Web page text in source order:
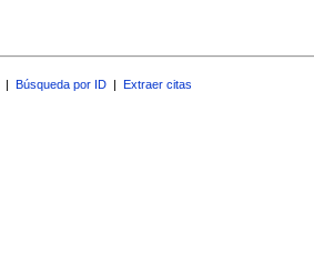
| Búsqueda por ID | Extraer citas